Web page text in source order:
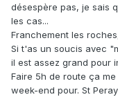
désespère pas, je sais
les cas...
Franchement les
Si t'as un soucis avec
il est assez grand pour
Faire 5h de route ça
week-end pour. St